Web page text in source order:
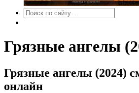
Грязные ангелы
Грязные ангелы (2024)
онлайн